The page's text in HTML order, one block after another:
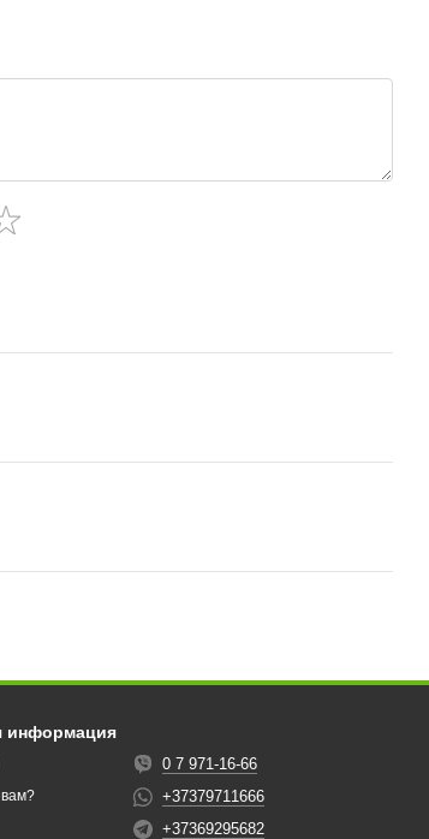
информация
0 7 971-16-66
+37379711666
+37369295682